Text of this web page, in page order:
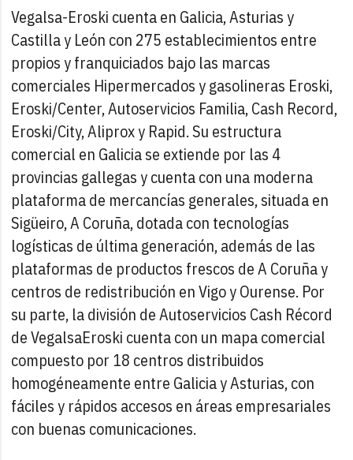
Vegalsa-Eroski cuenta en Galicia, Asturias y
Castilla y León con 275 establecimientos entre
propios y franquiciados bajo las marcas
comerciales Hipermercados y gasolineras Eroski,
Eroski/Center, Autoservicios Familia, Cash Record,
Eroski/City, Aliprox y Rapid. Su estructura
comercial en Galicia se extiende por las 4
provincias gallegas y cuenta con una moderna
plataforma de mercancías generales, situada en
Sigüeiro, A Coruña, dotada con tecnologías
logísticas de última generación, además de las
plataformas de productos frescos de A Coruña y
centros de redistribución en Vigo y Ourense. Por
su parte, la división de Autoservicios Cash Récord
de VegalsaEroski cuenta con un mapa comercial
compuesto por 18 centros distribuidos
homogéneamente entre Galicia y Asturias, con
fáciles y rápidos accesos en áreas empresariales
con buenas comunicaciones.